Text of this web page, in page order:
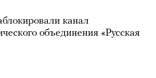
канал
объединения «Русская